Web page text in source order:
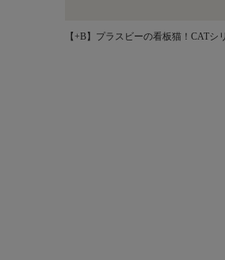
【+B】プラスビーの看板猫！CATシ